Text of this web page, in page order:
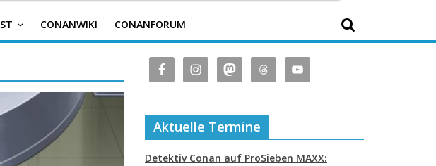
CONANWIKI CONANFORUM
Aktuelle Termine
Detektiv Conan auf ProSieben MAXX: